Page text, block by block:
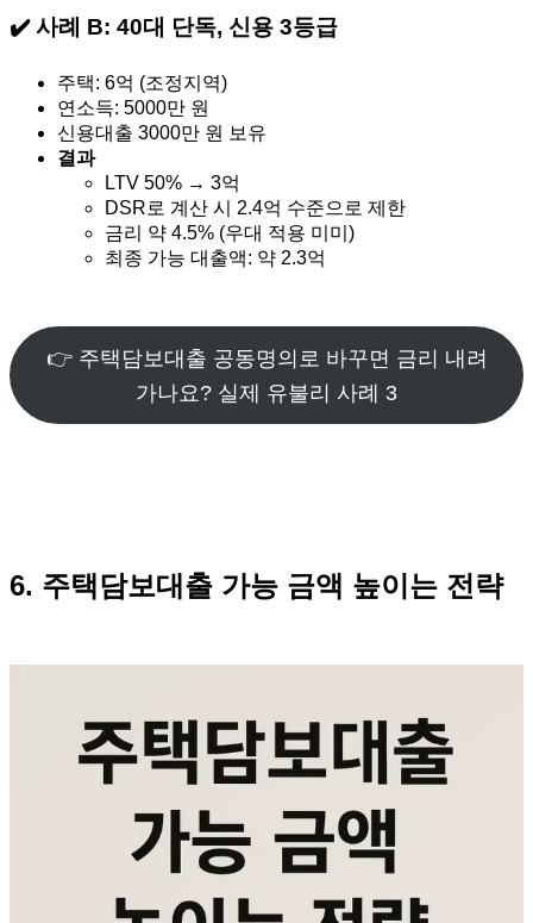
✔️ 사례 B: 40대 단독, 신용 3등급
주택: 6억 (조정지역)
연소득: 5000만 원
신용대출 3000만 원 보유
결과
LTV 50% → 3억
DSR로 계산 시 2.4억 수준으로 제한
금리 약 4.5% (우대 적용 미미)
최종 가능 대출액: 약 2.3억
👉 주택담보대출 공동명의로 바꾸면 금리 내려
가나요? 실제 유불리 사례 3
6. 주택담보대출 가능 금액 높이는 전략